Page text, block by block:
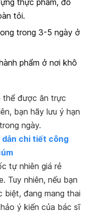
tỏi.
trong 3-5 ngày ở
phẩm ở nơi khô
thể được ăn trực
bạn hãy lưu ý hạn
ngày.
dẫn chi tiết công
tự nhiên giá rẻ
Tuy nhiên, nếu bạn
biệt, đang mang thai
ý kiến ​​của bác sĩ